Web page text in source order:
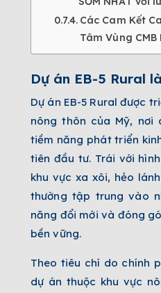
Các Cam Kết
Tâm Vùng
Dự án EB-5 Rural
Dự án EB-5 Rural được
nông thôn của Mỹ, nơi
tiềm năng phát triển
tiên đầu tư. Trái với
khu vực xa xôi, hẻo
thường tập trung vào
năng đổi mới và đóng
bền vững.
Theo tiêu chí do chính
dự án thuộc khu vực